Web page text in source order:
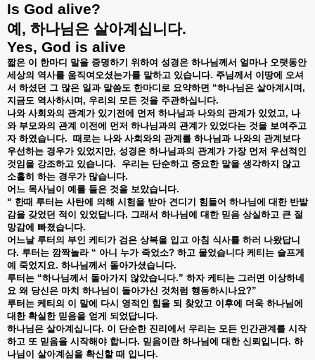
Is God alive?
예 , 하나님은 살아계십니다.
Yes, God is alive
짧은 이 한마디 말을 증명하기 위하여 성경은 하나님께서 얼마나 오랫동안
세상의 역사를 움직여오셨는가를 말하고 있습니다. 주님께서 이땅에 오셔
서 하셨던 그 많은 일과 말씀도 한마디로 요약하면 “하나님은 살아계시며 ,
지금도 역사하시며 , 우리의 모든 것을 주관하십니다.
나와 사회와의 관계가 있기전에 먼저 하나님과 나와의 관계가 있었고, 나
와 부모와의 관계 이전에 먼저 하나님과의 관계가 있었다는 것을 보여주고
자 하였습니다. 때로는 나와 사회와의 관계를 하나님과 나와의 관계보다
우선하는 경우가 있었지만, 성경은 하나님과의 관계가 가장 먼저 우선적인
것임을 강조하고 있습니다. 우리는 단순하고 중요한 말을 생각하지 않고
소홀히 하는 경우가 많습니다.
어느 목사님이 예를 들은 것을 보았습니다.
“ 한때 루터는 사탄에 의해 시험을 받아 견디기 힘들어 하나님에 대한 반발
감을 갖었던 적이 있었답니다. 그래서 하나님에 대한 믿음 상실하고 큰 절
망감에 빠졌습니다.
어느날 루터의 부인 케티가 검은 상복을 입고 아침 식사를 하러 나왔답니
다. 루터는 깜짝놀라 “ 아니 누가 죽었소? 하고 물었습니다 케티는 슬프게
예 죽었지요. 하나님께서 돌아가셨습니다.
루터는 “하나님께서 돌아가지 않았습니다.” 하자 케티는 그러면 이상하네
요 왜 당신은 마치 하나님이 돌아가신 것처럼 행동하시나요?”
루터는 케티의 이 말에 다시 영적인 힘을 되 찾았고 이후에 더욱 하나님에
대한 확실한 믿음을 얻게 되었답니다.
하나님은 살아계십니다. 이 단순한 진리에서 우리는 모든 인간관계를 시작
하고 또 믿음을 시작해야 합니다. 믿음이란 하나님에 대한 신뢰입니다. 하
나님이 살아계심을 확신할 때 입니다.